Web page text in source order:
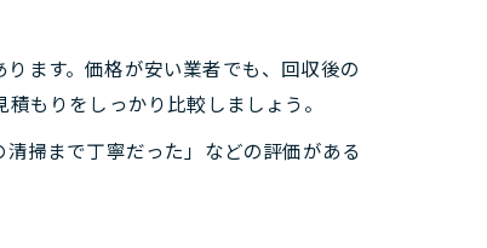
ます。価格が安い業者でも、回収後の
もりをしっかり比較しましょう。
掃まで丁寧だった」などの評価がある